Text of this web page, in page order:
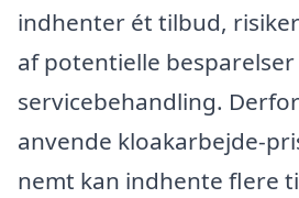
indhenter ét tilbud,
af potentielle
servicebehandling.
anvende kloakarbejde-
nemt kan indhente flere